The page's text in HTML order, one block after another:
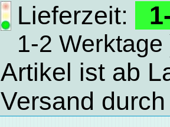
Lieferzeit:
1-2 Werktage
Artikel ist ab
Versand